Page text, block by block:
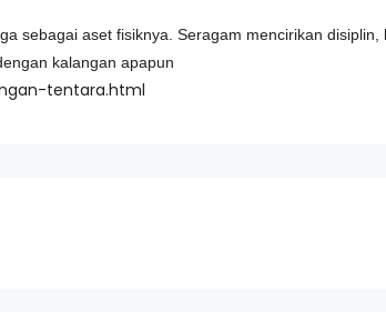
sebagai aset fisiknya. Seragam mencirikan disiplin,
kalangan apapun
tentara.html